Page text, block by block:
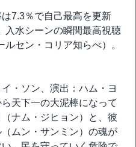
7.3％で自己最高を更新
入水シーンの瞬間最高視聴
セン・コリア知らべ）。
イ・ソン、演出：ハム・ヨ
天下一の大泥棒になって
ナム・ジヒョン）と、彼
ムン・サンミン）の魂が